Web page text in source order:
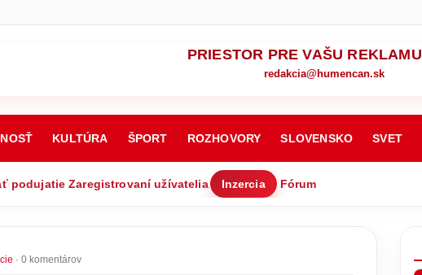
PRIESTOR PRE VAŠU REKLAMU
redakcia@humencan.sk
KULTÚRA ŠPORT ROZHOVORY SLOVENSKO SVET
podujatie Zaregistrovaní užívatelia Inzercia Fórum
· 0 komentárov